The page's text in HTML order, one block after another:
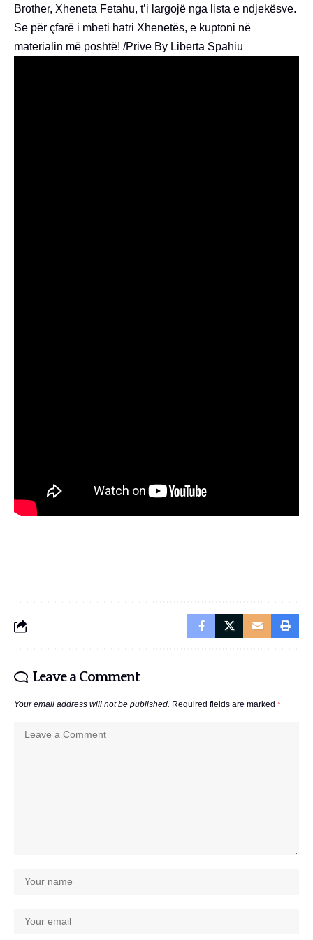
Brother, Xheneta Fetahu, t’i largojë nga lista e ndjekësve.
Se për çfarë i mbeti hatri Xhenetës, e kuptoni në
materialin më poshtë! /Prive By Liberta Spahiu
Leave a Comment
Your email address will not be published. Required fields are marked *